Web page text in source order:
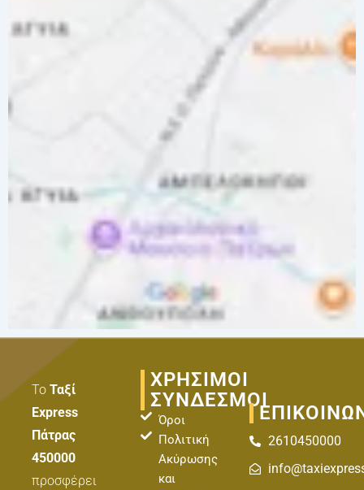
Το Ταξί
Express
Πάτρας
450000
προσφέρει
ΧΡΗΣΙΜΟΙ
ΣΥΝΔΕΣΜΟΙ
Όροι
Πολιτική
Ακύρωσης
και
2610450000